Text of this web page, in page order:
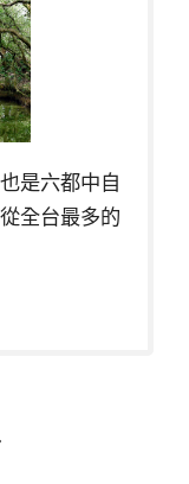
是六都中自
全台最多的